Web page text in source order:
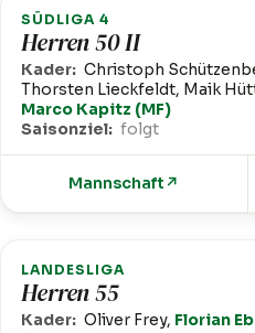
SÜDLIGA 4
Herren 50 II
Kader: Christoph
Thorsten Lieckfeldt, Maik
Marco Kapitz (MF)
Saisonziel: folgt
Mannschaft ↗
LANDESLIGA
Herren 55
Kader: Oliver Frey, Florian